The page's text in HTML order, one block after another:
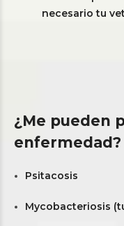
necesario tu
¿Me pueden
enfermedad?
Psitacosis
Mycobacteriosis